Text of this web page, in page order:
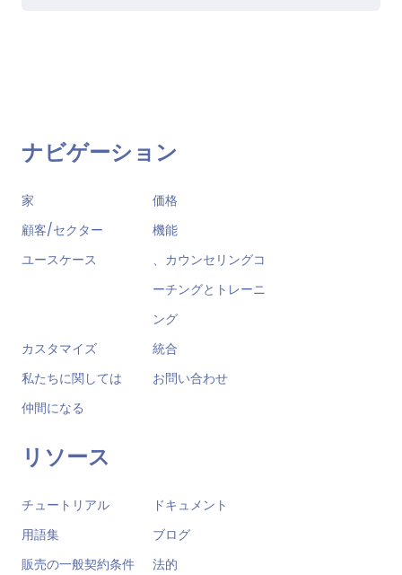
ナビゲーション
家
価格
顧客/セクター
機能
ユースケース
、カウンセリングコ
ーチングとトレーニ
ング
カスタマイズ
統合
私たちに関しては
お問い合わせ
仲間になる
リソース
チュートリアル
ドキュメント
用語集
ブログ
販売の一般契約条件
法的